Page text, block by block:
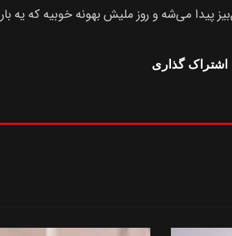
پیدا می‌شه و روز ملیش بهونه خوبیه که